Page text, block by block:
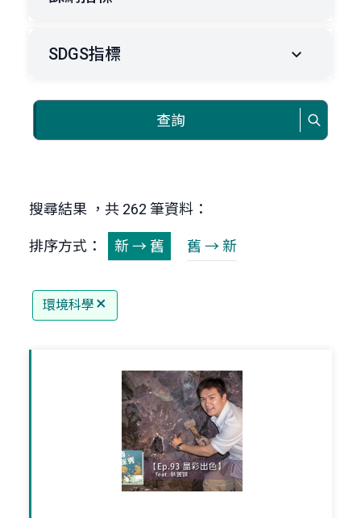
SDGS指標
查詢
搜尋結果 ，共 262 筆資料：
排序方式： 新 → 舊 舊 → 新
環境科學